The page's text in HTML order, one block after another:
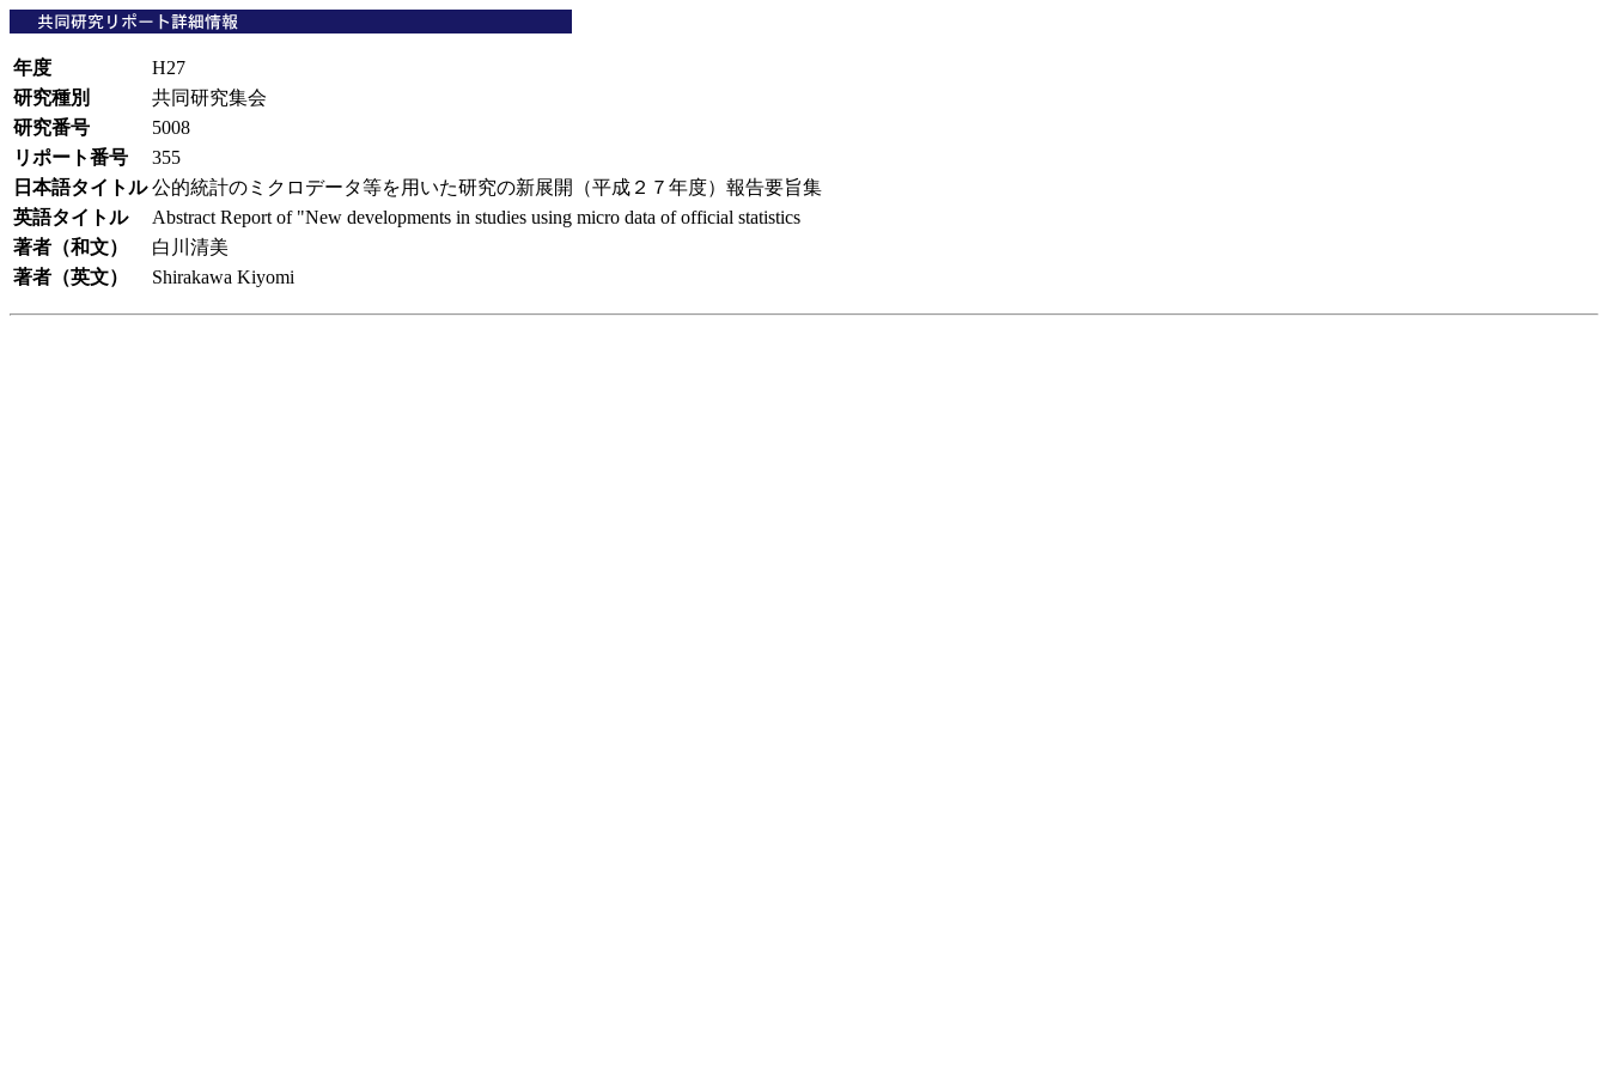
年度
H27
研究種別
共同研究集会
研究番号
5008
リポート番号
355
日本語タイトル 公的統計のミクロデータ等を用いた研究の新展開（平成２７年度）報告要旨集
英語タイトル
Abstract Report of "New developments in studies using micro data of official statistics
著者（和文）
白川清美
著者（英文）
Shirakawa Kiyomi